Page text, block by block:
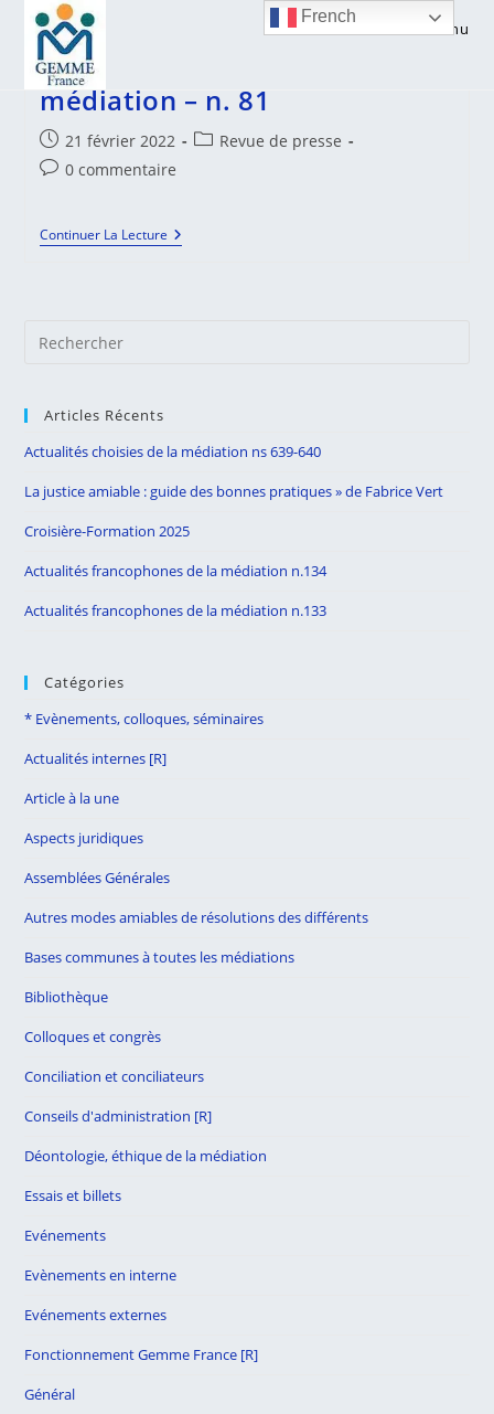
content
Menu
Actualités francophones de la
médiation – n. 81
Publication
publiée :
21 février 2022
PostRevue de presse
Commentaires
publication :
0 commentaire
Continuer La LectureActualités
Francophones
Articles Récents
Actualités choisies de la médiation ns 639-640
La justice amiable : guide des bonnes pratiques » de Fabrice Vert
Croisière-Formation 2025
Actualités francophones de la médiation n.134
Actualités francophones de la médiation n.133
Catégories
* Evènements, colloques, séminaires
Actualités internes [R]
Article à la une
Aspects juridiques
Assemblées Générales
Autres modes amiables de résolutions des différents
Bases communes à toutes les médiations
Bibliothèque
Colloques et congrès
Conciliation et conciliateurs
Conseils d'administration [R]
Déontologie, éthique de la médiation
Essais et billets
Evénements
Evènements en interne
Evénements externes
Fonctionnement Gemme France [R]
Général
French